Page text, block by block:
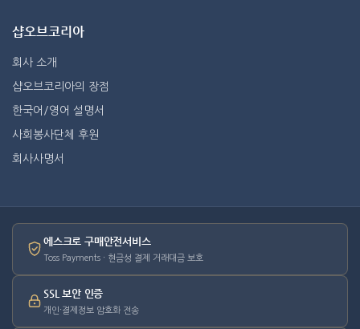
샵오브코리아
회사 소개
샵오브코리아의 장점
한국어/영어 설명서
사회봉사단체 후원
회사사명서
에스크로 구매안전서비스
Toss Payments · 현금성 결제 거래대금 보호
SSL 보안 인증
개인·결제정보 암호화 전송